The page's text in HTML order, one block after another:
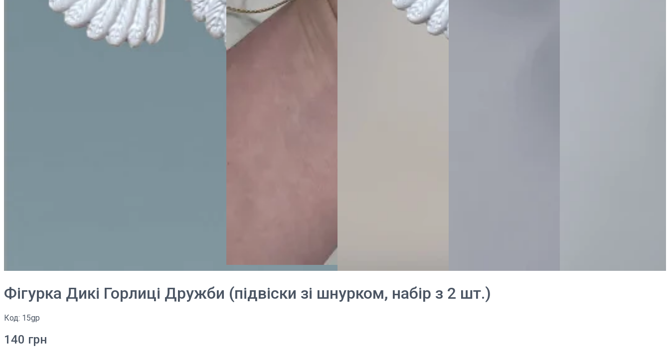
Фігурка Дикі Горлиці Дружби (підвіски зі шнурком, набір з 2 шт.)
Код: 15gp
140 грн